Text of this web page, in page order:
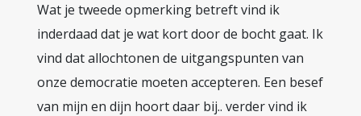
Wat je tweede opmerking betreft vind ik
inderdaad dat je wat kort door de bocht gaat. Ik
vind dat allochtonen de uitgangspunten van
onze democratie moeten accepteren. Een besef
van mijn en dijn hoort daar bij.. verder vind ik